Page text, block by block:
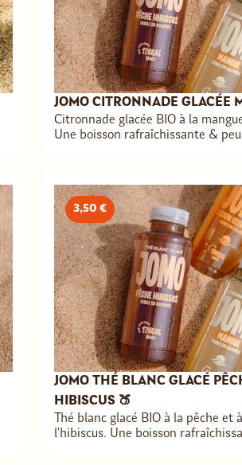
JOMO CITRONNADE GLACÉE
Citronnade glacée BIO à la
Une boisson rafraîchissante & peu
3,50 €
JOMO THÉ BLANC GLACÉ
HIBISCUS 🍑
Thé blanc glacé BIO à la pêche et à
l’hibiscus. Une boisson